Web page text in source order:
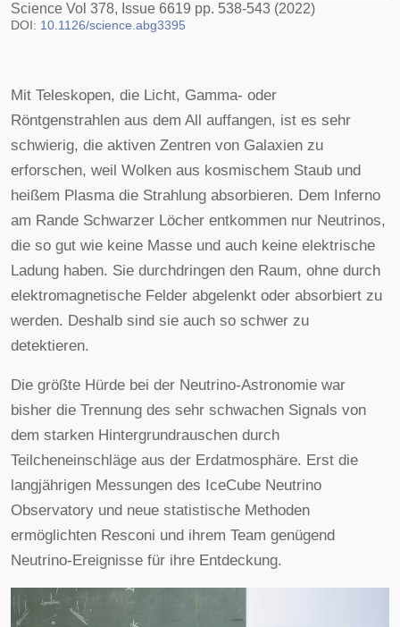
Science Vol 378, Issue 6619 pp. 538-543 (2022)
DOI: 10.1126/science.abg3395
Mit Teleskopen, die Licht, Gamma- oder
Röntgenstrahlen aus dem All auffangen, ist es sehr
schwierig, die aktiven Zentren von Galaxien zu
erforschen, weil Wolken aus kosmischem Staub und
heißem Plasma die Strahlung absorbieren. Dem Inferno
am Rande Schwarzer Löcher entkommen nur Neutrinos,
die so gut wie keine Masse und auch keine elektrische
Ladung haben. Sie durchdringen den Raum, ohne durch
elektromagnetische Felder abgelenkt oder absorbiert zu
werden. Deshalb sind sie auch so schwer zu
detektieren.
Die größte Hürde bei der Neutrino-Astronomie war
bisher die Trennung des sehr schwachen Signals von
dem starken Hintergrundrauschen durch
Teilcheneinschläge aus der Erdatmosphäre. Erst die
langjährigen Messungen des IceCube Neutrino
Observatory und neue statistische Methoden
ermöglichten Resconi und ihrem Team genügend
Neutrino-Ereignisse für ihre Entdeckung.